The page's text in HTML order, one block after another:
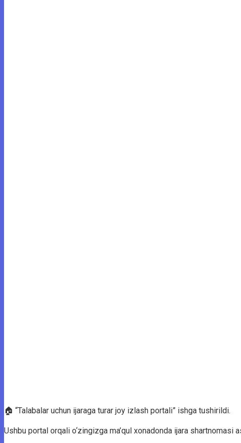
🏠 “Talabalar uchun ijaraga turar joy izlash portali” ishga tushirildi.
Ushbu portal orqali o‘zingizga ma’qul xonadonda ijara shartnomasi